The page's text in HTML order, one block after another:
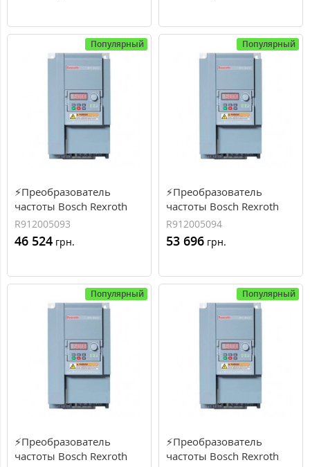
Популярный
⚡Преобразователь
частоты Bosch Rexroth
EFC3610 11 кВт, 24.3 А, 3
фазы (R912005093)
R912005093
46 524 грн.
Популярный
⚡Преобразователь
частоты Bosch Rexroth
EFC3610 15 кВт, 32.4 А, 3
фазы (R912005094)
R912005094
53 696 грн.
Популярный
⚡Преобразователь
частоты Bosch Rexroth
Популярный
⚡Преобразователь
частоты Bosch Rexroth